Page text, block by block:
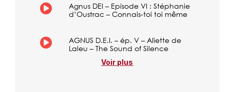
Agnus DEI – Episode VI : Stéphanie
d’Oustrac – Connais-toi toi même
AGNUS D.E.I. – ép. V – Aliette de
Laleu – The Sound of Silence
Voir plus